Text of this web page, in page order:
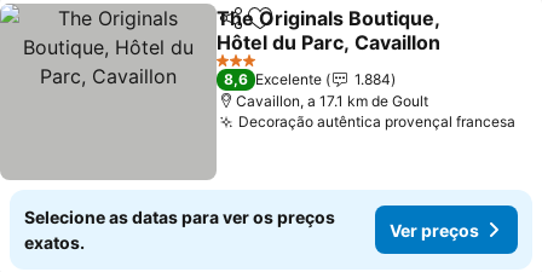
PartilharAdicionar aos favoritos
The Originals Boutique,
Hôtel du Parc, Cavaillon
Ver preços
3 Estrelas
8,6 Excelente
1.884
Cavaillon, a 17.1 km de Goult
Decoração autêntica provençal francesa
Selecione as datas para ver os preços
exatos.
Ver preços